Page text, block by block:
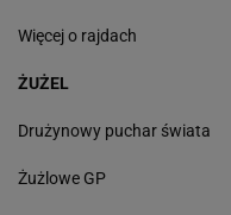
Więcej o rajdach
ŻUŻEL
Drużynowy puchar świata
Żużlowe GP